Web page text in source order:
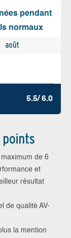
pendant
normaux
août
5.5/ 6.0
maximum de 6
et
résultat
de qualité AV-
la mention